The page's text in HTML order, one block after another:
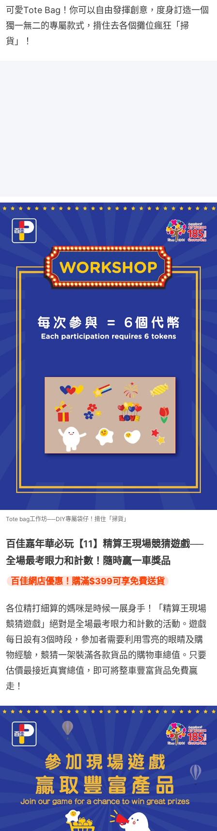
可愛Tote Bag！你可以自由發揮創意，度身訂造一個
獨一無二的專屬款式，揹住去各個攤位瘋狂「掃
貨」！
Tote bag工作坊──DIY專屬袋仔！揹住「掃貨」
百佳嘉年華必玩【11】精算王現場競猜遊戲──
全場最考眼力和計數！隨時贏一車獎品
百佳網店優惠！購滿$399可享免費送貨
各位精打細算的媽咪是時候一展身手！「精算王現場
競猜遊戲」絕對是全場最考眼力和計數的活動。遊戲
每日設有3個時段，參加者需要利用雪亮的眼睛及購
物經驗，競猜一架裝滿各款貨品的購物車總值。只要
估價最接近真實總值，即可將整車豐富貨品免費贏
走！